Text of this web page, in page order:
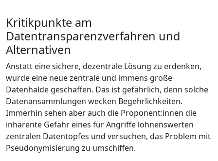
Kritikpunkte am
Datentransparenzverfahren und
Alternativen
Anstatt eine sichere, dezentrale Lösung zu erdenken,
wurde eine neue zentrale und immens große
Datenhalde geschaffen. Das ist gefährlich, denn solche
Datenansammlungen wecken Begehrlichkeiten.
Immerhin sehen aber auch die Proponent:innen die
inhärente Gefahr eines für Angriffe lohnenswerten
zentralen Datentopfes und versuchen, das Problem mit
Pseudonymisierung zu umschiffen.